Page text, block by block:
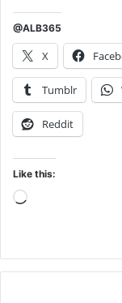
@ALB365
X
Tumblr
Reddit
Like this:
Loading…